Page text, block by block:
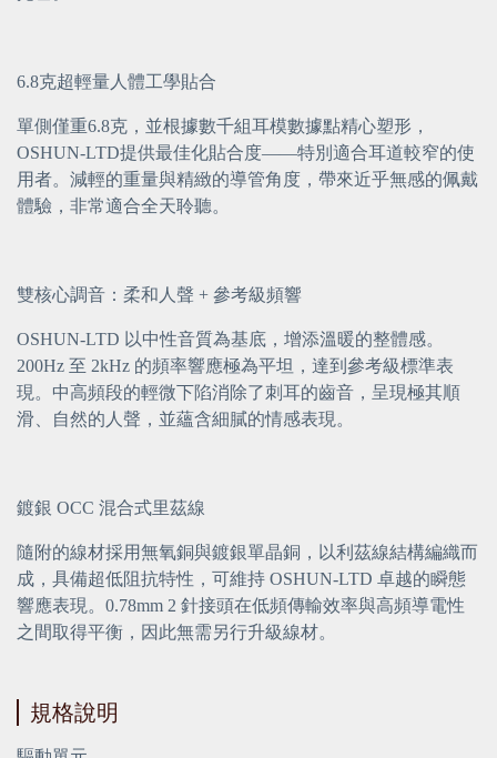
6.8克超輕量人體工學貼合
單側僅重6.8克，並根據數千組耳模數據點精心塑形，
OSHUN-LTD提供最佳化貼合度——特別適合耳道較窄的使
用者。減輕的重量與精緻的導管角度，帶來近乎無感的佩戴
體驗，非常適合全天聆聽。
雙核心調音：柔和人聲 + 參考級頻響
OSHUN-LTD 以中性音質為基底，增添溫暖的整體感。
200Hz 至 2kHz 的頻率響應極為平坦，達到參考級標準表
現。中高頻段的輕微下陷消除了刺耳的齒音，呈現極其順
滑、自然的人聲，並蘊含細膩的情感表現。
鍍銀 OCC 混合式里茲線
隨附的線材採用無氧銅與鍍銀單晶銅，以利茲線結構編織而
成，具備超低阻抗特性，可維持 OSHUN-LTD 卓越的瞬態
響應表現。0.78mm 2 針接頭在低頻傳輸效率與高頻導電性
之間取得平衡，因此無需另行升級線材。
規格說明